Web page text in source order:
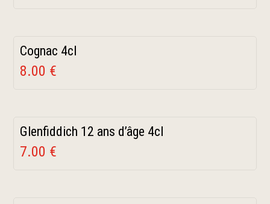
Cognac 4cl
8.00 €
Glenfiddich 12 ans d’âge 4cl
7.00 €